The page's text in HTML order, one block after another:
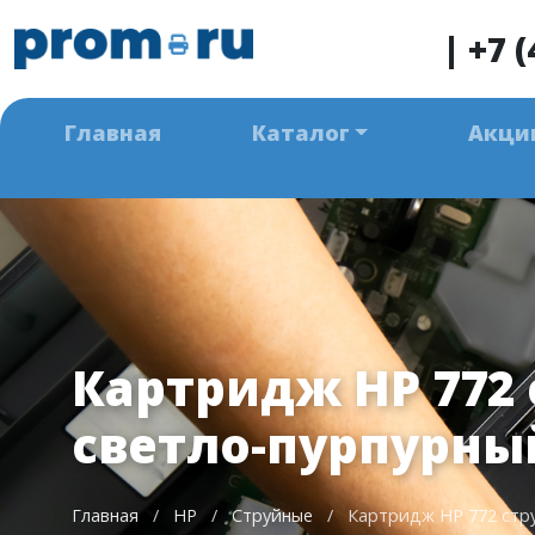
| +7
Главная Каталог
Картридж HP
светло-
Главная / HP / Струйные /
Картридж HP 772